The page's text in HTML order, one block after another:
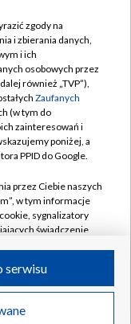
likwidacji
zgody na
i zbierania danych,
i ich
osobowych przez
również „TVP”),
Zaufanych
(w tym do
zainteresowań i
poniżej, a
PPID do Google.
przez Ciebie naszych
w tym informacje
sygnalizatory
świadczenie
przez Ciebie
IP, identyfikatory
serwisu